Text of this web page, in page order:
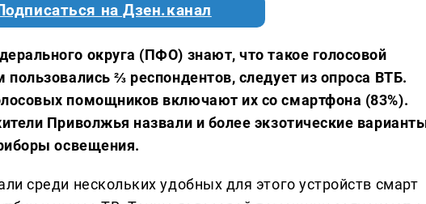
на Дзен.канал
округа (ПФО) знают, что такое голосовой
⅔ респондентов, следует из опроса ВТБ.
помощников включают их со смартфона (83%).
Приволжья назвали и более экзотические
освещения.
среди нескольких удобных для этого устройств смарт